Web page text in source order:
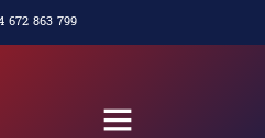
672 863 799